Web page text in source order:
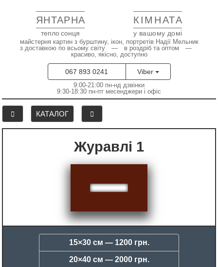
ЯНТАРНА КІМНАТА
тепло сонця у вашому домі
майстерня картин з бурштину, ікон, портретів Надії Мельник
з доставкою по всьому світу — в роздріб та оптом —
красиво, якісно, доступно
067 893 0241 Viber
9:00-21:00 пн-нд дзвінки
9:30-18:30 пн-пт месенджери і офіс
КАТАЛОГ
Журавлі 1
15×30 см — 1200 грн.
20×40 см — 2000 грн.